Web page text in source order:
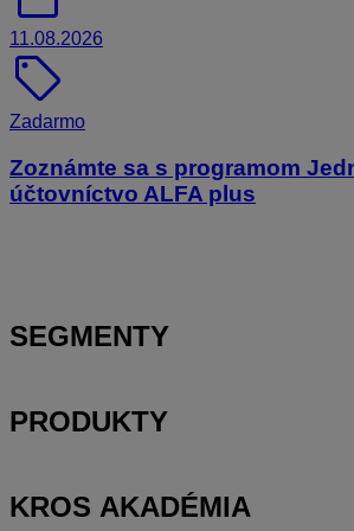
11.08.2026
sell
Zadarmo
Zoznámte sa s programom
účtovníctvo ALFA plus
SEGMENTY
PRODUKTY
KROS AKADÉMIA